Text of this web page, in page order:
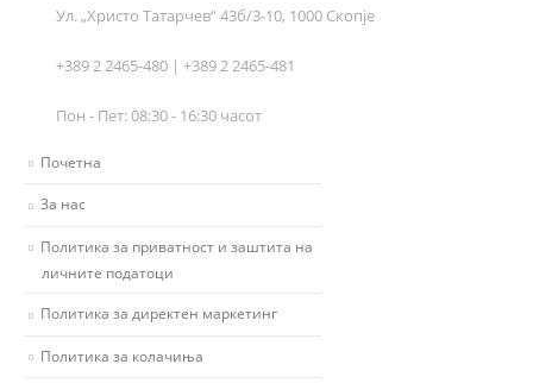
Ул. „Христо Татарчев“ 43б/3-10, 1000 Скопје
+389 2 2465-480 | +389 2 2465-481
Пон - Пет: 08:30 - 16:30 часот
Почетна
За нас
Политика за приватност и заштита на
личните податоци
Политика за директен маркетинг
Политика за колачиња